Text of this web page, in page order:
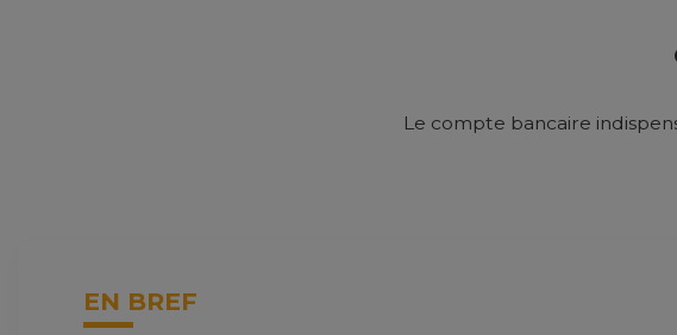
Le compte bancaire
EN BREF